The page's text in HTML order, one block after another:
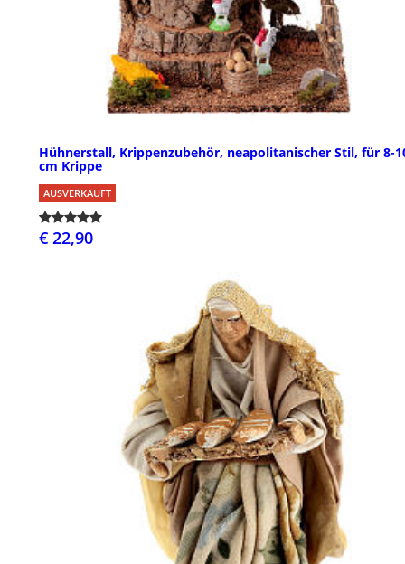
Hühnerstall, Krippenzubehör, neapolitanischer Stil, für 8-
cm Krippe
AUSVERKAUFT
€ 22,90